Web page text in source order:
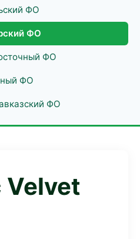
ФО
ФО
ФО
ФО
ФО
Velvet